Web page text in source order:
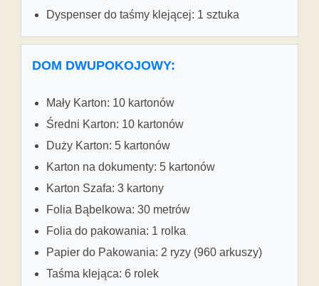
Dyspenser do taśmy klejącej: 1 sztuka
DOM DWUPOKOJOWY:
Mały Karton: 10 kartonów
Średni Karton: 10 kartonów
Duży Karton: 5 kartonów
Karton na dokumenty: 5 kartonów
Karton Szafa: 3 kartony
Folia Bąbelkowa: 30 metrów
Folia do pakowania: 1 rolka
Papier do Pakowania: 2 ryzy (960 arkuszy)
Taśma klejąca: 6 rolek